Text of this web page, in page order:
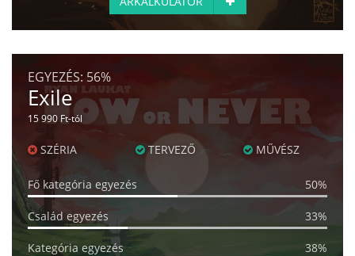
EGYEZÉS: 56%
Exile
15 990 Ft-tól
SZÉRIA TERVEZŐ MŰVÉSZ
Fő kategória egyezés 50%
Család egyezés 33%
Kategória egyezés
38%